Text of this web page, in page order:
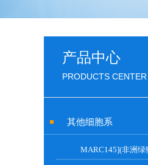
产品中心
PRODUCTS CENTER
其他细胞系